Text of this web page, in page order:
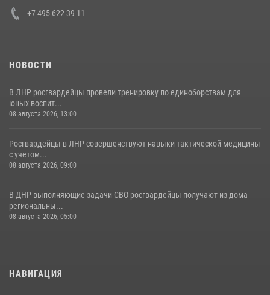
+7 495 622 39 11
НОВОСТИ
В ЛНР росгвардейцы провели тренировку по единоборствам для
юных воспит...
08 августа 2026, 13:00
Росгвардейцы в ЛНР совершенствуют навыки тактической медицины
с учетом...
08 августа 2026, 09:00
В ДНР выполняющие задачи СВО росгвардейцы получают из дома
региональны...
08 августа 2026, 05:00
НАВИГАЦИЯ